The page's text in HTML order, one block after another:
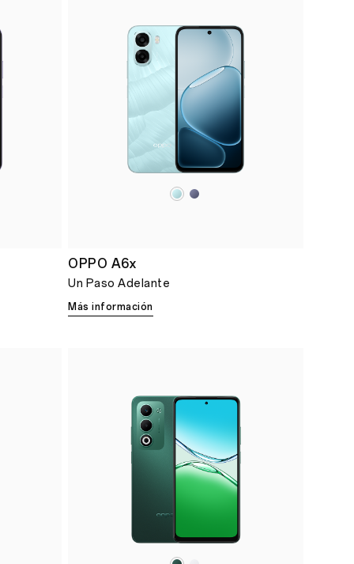
OPPO A6x
Un Paso Adelante
Más información